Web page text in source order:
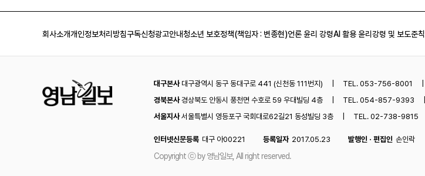
회사소개개인정보처리방침구독신청광고안내청소년 보호정책(책임자 : 변종현)언론 윤리 강령AI 활용 윤리강령 및 보도준칙
대구본사대구광역시 동구 동대구로 441 (신천동 111번지) TEL. 053-756-8001
경북본사경상북도 안동시 풍천면 수호로 59 우대빌딩 4층 TEL. 054-857-9393
서울지사서울특별시 영등포구 국회대로62길21 동성빌딩 3층 TEL. 02-738-9815
인터넷신문등록 대구 아00221 등록일자 2017.05.23 발행인 · 편집인 손인락
Copyright ⓒ by 영남일보, All right reserved.